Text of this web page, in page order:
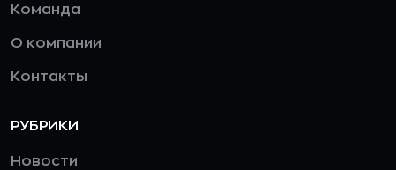
Команда
О компании
Контакты
РУБРИКИ
Новости